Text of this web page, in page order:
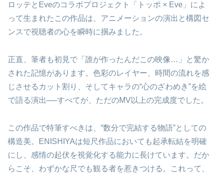
ロッテとEveのコラボプロジェクト「トッポ × Eve」によ
って生まれたこの作品は、アニメーションの演出と構図セ
ンスで視聴者の心を瞬時に掴みました。
正直、筆者も初見で「誰が作ったんだこの映像…」と驚か
された記憶があります。色彩のレイヤー、時間の流れを感
じさせるカット割り、そしてキャラの“心のざわめき”を絵
で語る演出──すべてが、ただのMV以上の完成度でした。
この作品で特筆すべきは、“数分で完結する物語”としての
構造美。ENISHIYAは短尺作品においても起承転結を明確
にし、感情の起伏を視覚化する能力に長けています。だか
らこそ、わずかな尺でも観る者を惹きつける。これって、